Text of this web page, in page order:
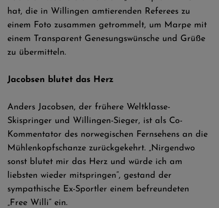
hat, die in Willingen amtierenden Referees zu
einem Foto zusammen getrommelt, um Marpe mit
einem Transparent Genesungswünsche und Grüße
zu übermitteln.
Jacobsen blutet das Herz
Anders Jacobsen, der frühere Weltklasse-
Skispringer und Willingen-Sieger, ist als Co-
Kommentator des norwegischen Fernsehens an die
Mühlenkopfschanze zurückgekehrt. „Nirgendwo
sonst blutet mir das Herz und würde ich am
liebsten wieder mitspringen“, gestand der
sympathische Ex-Sportler einem befreundeten
„Free Willi“ ein.